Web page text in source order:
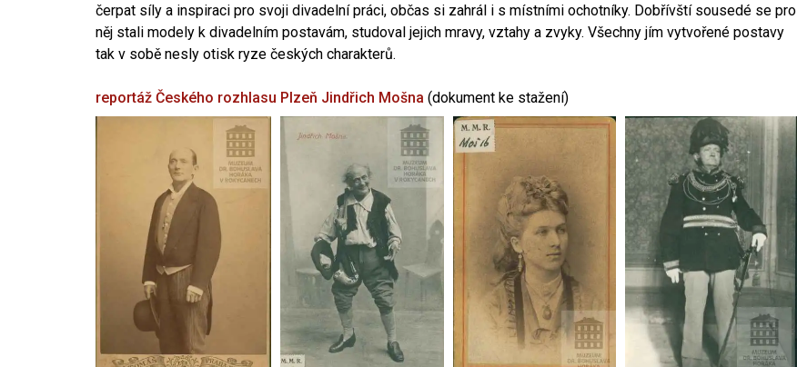
čerpat síly a inspiraci pro svoji divadelní práci, občas si zahrál i s místními ochotníky. Dobřívští sousedé se pro
něj stali modely k divadelním postavám, studoval jejich mravy, vztahy a zvyky. Všechny jím vytvořené postavy
tak v sobě nesly otisk ryze českých charakterů.
reportáž Českého rozhlasu Plzeň Jindřich Mošna (dokument ke stažení)